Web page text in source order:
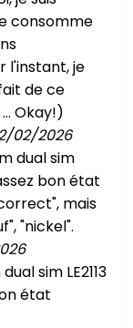
consomme
l'instant, je
de ce
Okay!)
02/2026
dual sim
bon état
mais
"nickel".
sim LE2113
état